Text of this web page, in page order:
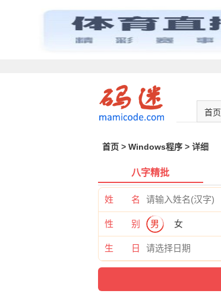
首页
首页 > Windows程序 > 详细
八字精批
姓 名
性 别 男 女
生 日